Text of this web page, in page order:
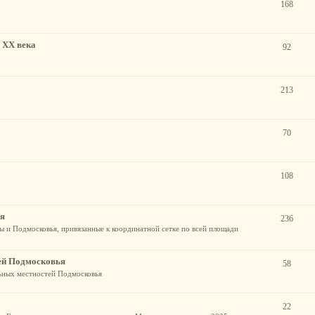
168
века 92
213
70
108
Подмосковья, привязанные к координатной сетке по всей площади
236
Подмосковья
местностей Подмосковья
58
22